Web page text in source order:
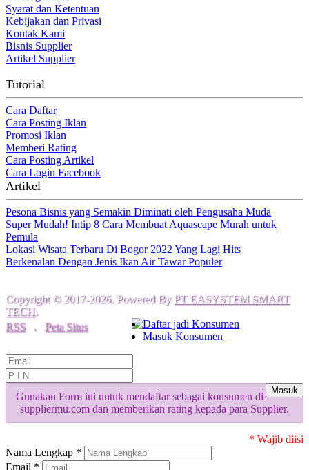
Syarat dan Ketentuan
Kebijakan dan Privasi
Kontak Kami
Bisnis Supplier
Artikel Supplier
Tutorial
Cara Daftar
Cara Posting Iklan
Promosi Iklan
Memberi Rating
Cara Posting Artikel
Cara Login Facebook
Artikel
Pesona Bisnis yang Semakin Diminati oleh Pengusaha Muda
Super Mudah! Intip 8 Cara Membuat Aquascape Murah untuk
Pemula
Lokasi Wisata Terbaru Di Bogor 2022 Yang Lagi Hits
Berkenalan Dengan Jenis Ikan Air Tawar Populer
Copyright © 2017-2026. Powered By PT EASYSTEM SMART
TECH.
RSS
. Peta Situs
Daftar jadi Konsumen
Masuk Konsumen
Masuk
Gunakan Form ini untuk mendaftar sebagai konsumen di
suppliermu.com dan memberikan rating kepada para Supplier.
* Wajib diisi
Nama Lengkap *
Email *